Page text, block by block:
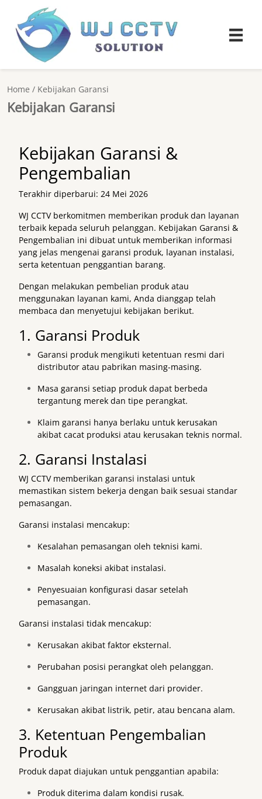
Home / Kebijakan Garansi
Kebijakan Garansi
Kebijakan Garansi &
Pengembalian
Terakhir diperbarui: 24 Mei 2026
WJ CCTV berkomitmen memberikan produk dan layanan
terbaik kepada seluruh pelanggan. Kebijakan Garansi &
Pengembalian ini dibuat untuk memberikan informasi
yang jelas mengenai garansi produk, layanan instalasi,
serta ketentuan penggantian barang.
Dengan melakukan pembelian produk atau
menggunakan layanan kami, Anda dianggap telah
membaca dan menyetujui kebijakan berikut.
1. Garansi Produk
Garansi produk mengikuti ketentuan resmi dari
distributor atau pabrikan masing-masing.
Masa garansi setiap produk dapat berbeda
tergantung merek dan tipe perangkat.
Klaim garansi hanya berlaku untuk kerusakan
akibat cacat produksi atau kerusakan teknis normal.
2. Garansi Instalasi
WJ CCTV memberikan garansi instalasi untuk
memastikan sistem bekerja dengan baik sesuai standar
pemasangan.
Garansi instalasi mencakup:
Kesalahan pemasangan oleh teknisi kami.
Masalah koneksi akibat instalasi.
Penyesuaian konfigurasi dasar setelah
pemasangan.
Garansi instalasi tidak mencakup:
Kerusakan akibat faktor eksternal.
Perubahan posisi perangkat oleh pelanggan.
Gangguan jaringan internet dari provider.
Kerusakan akibat listrik, petir, atau bencana alam.
3. Ketentuan Pengembalian
Produk
Produk dapat diajukan untuk penggantian apabila:
Produk diterima dalam kondisi rusak.